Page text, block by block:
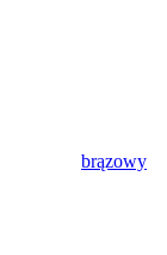
brązowy